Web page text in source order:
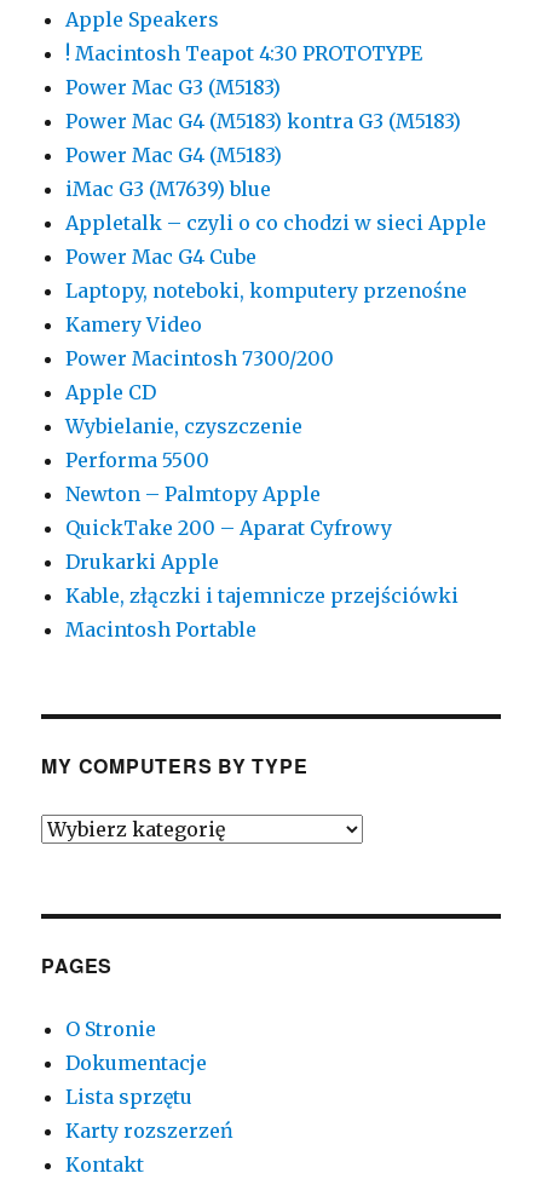
Apple Speakers
! Macintosh Teapot 4:30 PROTOTYPE
Power Mac G3 (M5183)
Power Mac G4 (M5183) kontra G3 (M5183)
Power Mac G4 (M5183)
iMac G3 (M7639) blue
Appletalk – czyli o co chodzi w sieci Apple
Power Mac G4 Cube
Laptopy, noteboki, komputery przenośne
Kamery Video
Power Macintosh 7300/200
Apple CD
Wybielanie, czyszczenie
Performa 5500
Newton – Palmtopy Apple
QuickTake 200 – Aparat Cyfrowy
Drukarki Apple
Kable, złączki i tajemnicze przejściówki
Macintosh Portable
MY COMPUTERS BY TYPE
My
PAGES
O Stronie
Dokumentacje
Lista sprzętu
Karty rozszerzeń
Kontakt